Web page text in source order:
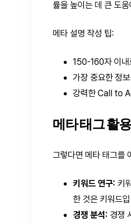
률을 높이는 데 큰 도
메타 설명 작성 팁:
150-160자 이내
가장 중요한 정
강력한 Call to
메타 태그 활
그렇다면 메타 태그를
키워드 연구: 키
한 것은 키워드
경쟁 분석: 경쟁